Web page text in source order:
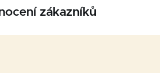
zákazníků